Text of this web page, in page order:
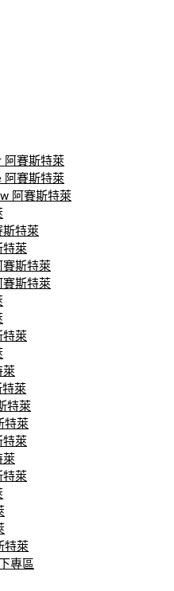
阿賽斯特萊
阿賽斯特萊
阿賽斯特萊
斯特萊
特萊
斯特萊
斯特萊
特萊
萊
萊
特萊
特萊
特萊
萊
特萊
特萊
專區